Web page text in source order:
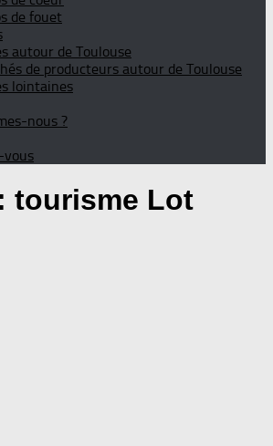
de fouet
autour de Toulouse
de producteurs autour de Toulouse
lointaines
nous ?
vous
tourisme Lot